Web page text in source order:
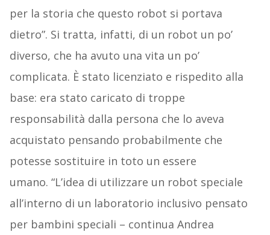
per la storia che questo robot si portava
dietro”. Si tratta, infatti, di un robot un po’
diverso, che ha avuto una vita un po’
complicata. È stato licenziato e rispedito alla
base: era stato caricato di troppe
responsabilità dalla persona che lo aveva
acquistato pensando probabilmente che
potesse sostituire in toto un essere
umano. “L’idea di utilizzare un robot speciale
all’interno di un laboratorio inclusivo pensato
per bambini speciali – continua Andrea